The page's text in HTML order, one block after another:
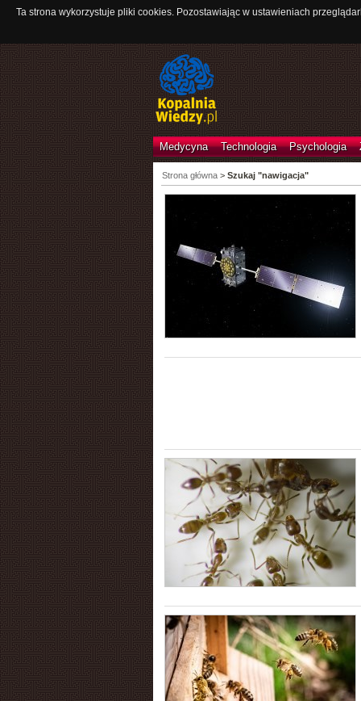
Ta strona wykorzystuje pliki cookies. Pozostawiając w ustawieniach
Medycyna Technologia Psychologia
Strona główna> Szukaj "nawigacja"